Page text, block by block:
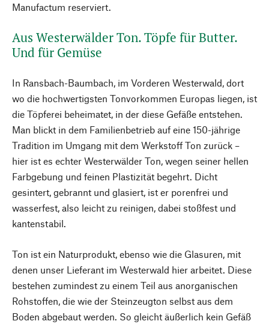
Manufactum reserviert.
Aus Westerwälder Ton. Töpfe für Butter.
Und für Gemüse
In Ransbach-Baumbach, im Vorderen Westerwald, dort
wo die hochwertigsten Tonvorkommen Europas liegen, ist
die Töpferei beheimatet, in der diese Gefäße entstehen.
Man blickt in dem Familienbetrieb auf eine 150-jährige
Tradition im Umgang mit dem Werkstoff Ton zurück –
hier ist es echter Westerwälder Ton, wegen seiner hellen
Farbgebung und feinen Plastizität begehrt. Dicht
gesintert, gebrannt und glasiert, ist er porenfrei und
wasserfest, also leicht zu reinigen, dabei stoßfest und
kantenstabil.
Ton ist ein Naturprodukt, ebenso wie die Glasuren, mit
denen unser Lieferant im Westerwald hier arbeitet. Diese
bestehen zumindest zu einem Teil aus anorganischen
Rohstoffen, die wie der Steinzeugton selbst aus dem
Boden abgebaut werden. So gleicht äußerlich kein Gefäß